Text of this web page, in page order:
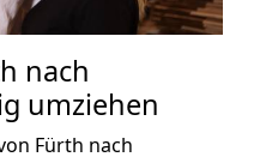
nach
umziehen
Fürth nach